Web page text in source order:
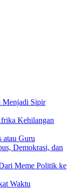
Menjadi Sipir
Kehilangan
atau Guru
Demokrasi, dan
Meme Politik ke
Waktu